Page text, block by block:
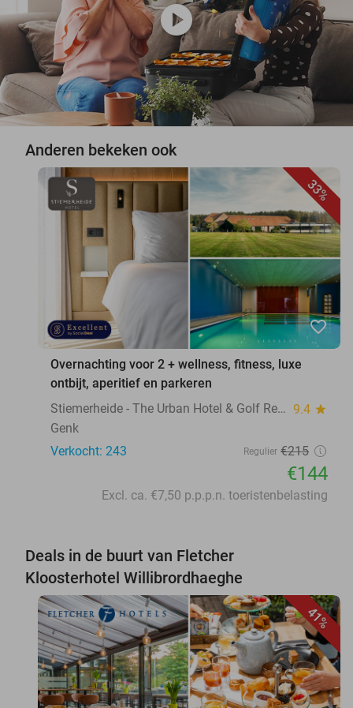
play_circle
Anderen bekeken ook
33%
favorite_border
Overnachting voor 2 + wellness, fitness, luxe
ontbijt, aperitief en parkeren
Stiemerheide - The Urban Hotel & Golf Retreat 4 * Superior 9.4 star
Genk
Verkocht: 243
Regulier €215
€144
Excl. ca. €7,50 p.p.p.n. toeristenbelasting
Deals in de buurt van Fletcher
Kloosterhotel Willibrordhaeghe
41%